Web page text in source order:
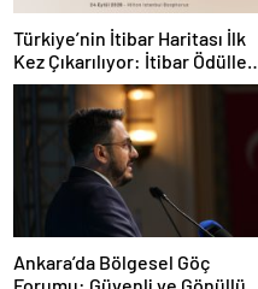
Türkiye’nin İtibar Haritası İlk
Kez Çıkarılıyor: İtibar Ödülleri
24 Eylül’de Sahiplerini
Bulacak
Ankara’da Bölgesel Göç